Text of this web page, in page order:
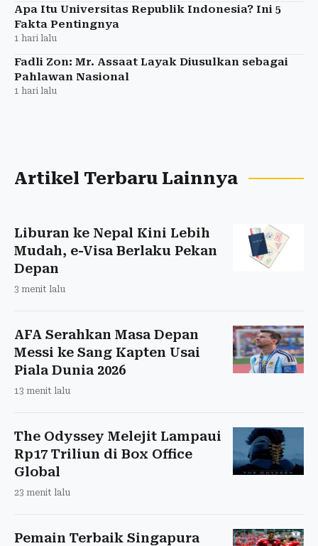
Apa Itu Universitas Republik Indonesia? Ini 5
Fakta Pentingnya
1 hari lalu
Fadli Zon: Mr. Assaat Layak Diusulkan sebagai
Pahlawan Nasional
1 hari lalu
Artikel Terbaru Lainnya
Liburan ke Nepal Kini Lebih
Mudah, e-Visa Berlaku Pekan
Depan
3 menit lalu
AFA Serahkan Masa Depan
Messi ke Sang Kapten Usai
Piala Dunia 2026
13 menit lalu
The Odyssey Melejit Lampaui
Rp17 Triliun di Box Office
Global
23 menit lalu
Pemain Terbaik Singapura